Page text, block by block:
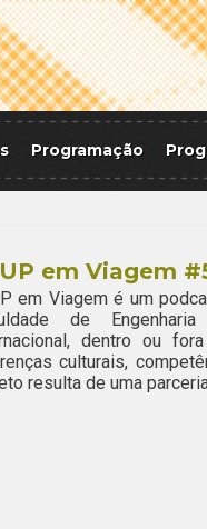
Programação
em Viagem
em Viagem é um
de
dentro ou
culturais,
resulta de uma